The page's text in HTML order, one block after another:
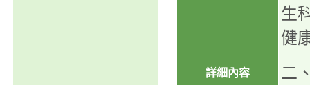
詳細內容
生
健
二